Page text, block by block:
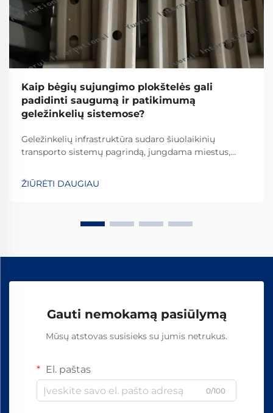
Kaip bėgių sujungimo plokštelės gali
padidinti saugumą ir patikimumą
geležinkelių sistemose?
Geležinkelių infrastruktūra sudaro šiuolaikinių
transporto sistemų pagrindą, jungdama miestus,
bei krovinių judėjimą per didelius atstumus. Šioje
sudėtingoje plieninių bėgių tinkle esantys daugybė
ŽIŪRĖTI DAUGIAU
Gauti nemokamą pasiūlymą
Mūsų atstovas susisieks su jumis netrukus.
El. paštas
0/100